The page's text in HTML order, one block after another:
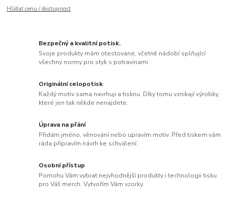
Hlídat cenu / dostupnost
Bezpečný a kvalitní potisk.
Svoje produkty mám otestované, včetně nádobí splňující
všechny normy pro styk s potravinami
Originální celopotisk
Každý motiv sama navrhuji a tisknu. Díky tomu vznikají výrobky,
které jen tak někde nenajdete.
Úprava na přání
Přidám jméno, věnování nebo upravím motiv. Před tiskem vám
ráda připravím návrh ke schválení.
Osobní přístup
Pomohu Vám vybrat nejvhodnější produkty i technologii tisku
pro Váš merch. Vytvořím Vám vzorky.